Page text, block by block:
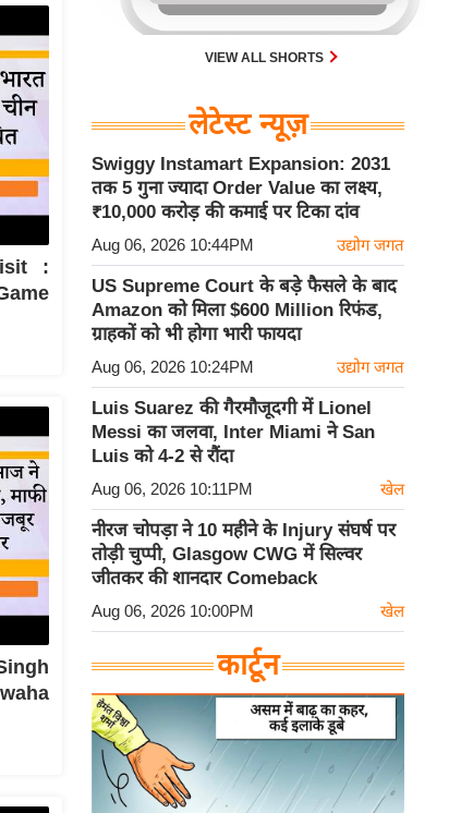
:
करता है।
VIEW ALL SHORTS
लेटेस्ट न्यूज़
Swiggy Instamart Expansion: 2031
तक 5 गुना ज्यादा Order Value का लक्ष्य,
₹10,000 करोड़ की कमाई पर टिका दांव
Aug 06, 2026 10:44PM उद्योग जगत
US Supreme Court के बड़े फैसले के बाद
Amazon को मिला $600 Million रिफंड,
ग्राहकों को भी होगा भारी फायदा
Aug 06, 2026 10:24PM उद्योग जगत
Luis Suarez की गैरमौजूदगी में Lionel
Messi का जलवा, Inter Miami ने San
Luis को 4-2 से रौंदा
Aug 06, 2026 10:11PM खेल
नीरज चोपड़ा ने 10 महीने के Injury संघर्ष पर
तोड़ी चुप्पी, Glasgow CWG में सिल्वर
जीतकर की शानदार Comeback
Aug 06, 2026 10:00PM खेल
कार्टून